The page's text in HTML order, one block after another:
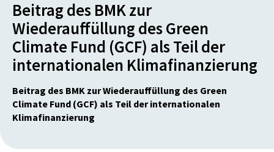
Beitrag des BMK zur
Wiederauffüllung des Green
Climate Fund (GCF) als Teil der
internationalen Klimafinanzierung
Beitrag des BMK zur Wiederauffüllung des Green
Climate Fund (GCF) als Teil der internationalen
Klimafinanzierung